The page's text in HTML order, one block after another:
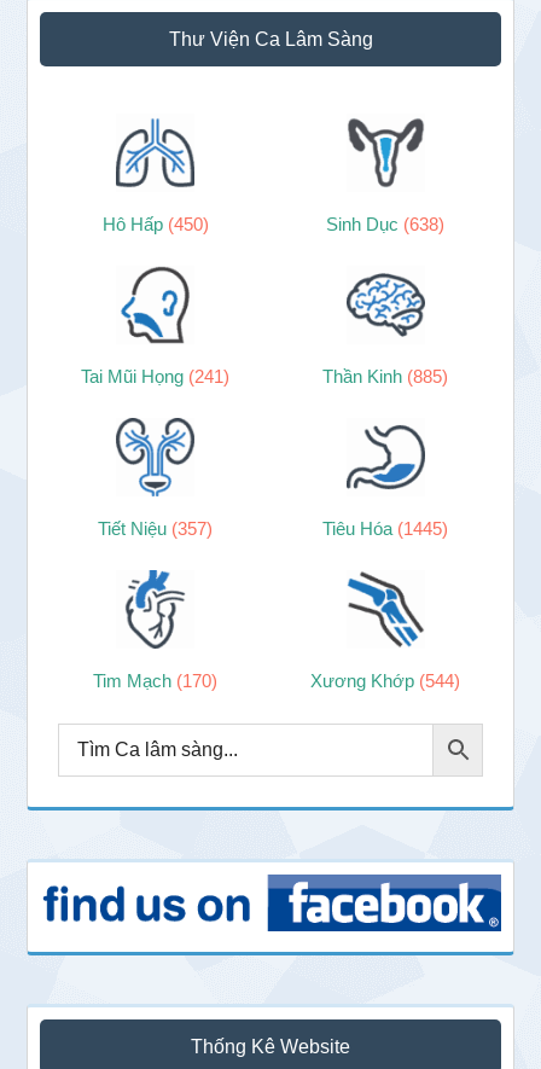
Thư Viện Ca Lâm Sàng
Hô Hấp (450) Sinh Dục (638)
Tai Mũi Họng (241) Thần Kinh (885)
Tiết Niệu (357) Tiêu Hóa (1445)
Tim Mạch (170) Xương Khớp (544)
Thống Kê Website